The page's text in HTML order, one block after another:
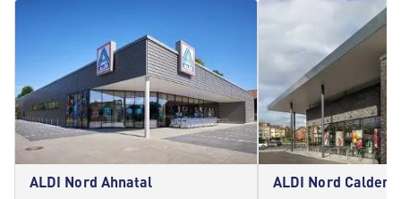
ALDI Nord Ahnatal ALDI Nord Calden